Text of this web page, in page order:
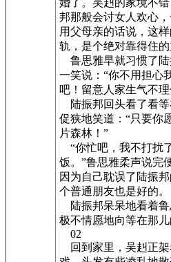
婚了。吴赳的家境不
邦那般会讨女人欢心
用父母亲的话说，这
轨，是个绝对靠得住的
鲁思雅早就习惯了陆
一笑说：“你不用担心
吧！留意人家生气不
陆振邦回头看了看
促狭地笑道：“只要你
片森林！”
“你忙吧，我不打扰
饭。”鲁思雅柔声说完
因为自己耽误了陆振
个普通朋友也是好的。
陆振邦呆呆地看着鲁
极不情愿地向等在那儿
02
回到家里，吴赳正架